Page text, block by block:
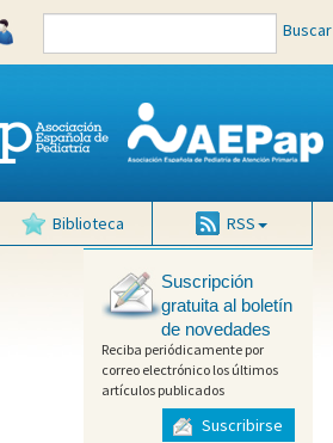
Buscar
Biblioteca RSS
Suscripción
gratuita al boletín
de novedades
Reciba periódicamente por
correo electrónico los últimos
artículos publicados
Suscribirse